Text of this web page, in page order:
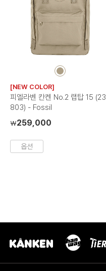
컬
[NEW COLOR]
피엘라벤 칸켄 No.2 랩탑 15 (23
803) - Fossil
₩259,000
옵션